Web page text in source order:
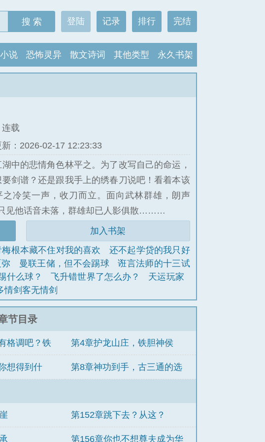
完结
排行
记录
登陆
搜 索
说 恐怖灵异 散文诗词 其他类型 永久书架
载
：2026-02-17 12:23:33
中的悲情角色林平之。为了改写自己的命运，
剑谱？还是跟我手上的绣春刀说吧！看着本该
冷笑一声，收刀而立。面向武林群雄，朗声
见他话音未落，群雄却已人影俱散………
加入书架
梅根本藏不住对我的喜欢
还不起学贷的我只好
曼联王储，但不会踢球
诳言法师的十三试
什么球？ 飞升错世界了怎么办？
天运玩家
情剑客无情剑
节目录
格调吧？铁 第4章护龙山庄，铁胆神侯
想得到什 第8章神功到手，古三通的选
第152章跳下去？从这？
第156章你也不想尊夫成为华